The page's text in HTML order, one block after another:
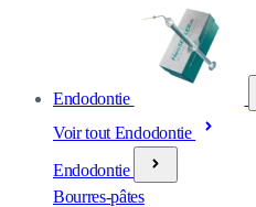
Endodontie
Voir tout Endodontie
Endodontie
Bourres-pâtes